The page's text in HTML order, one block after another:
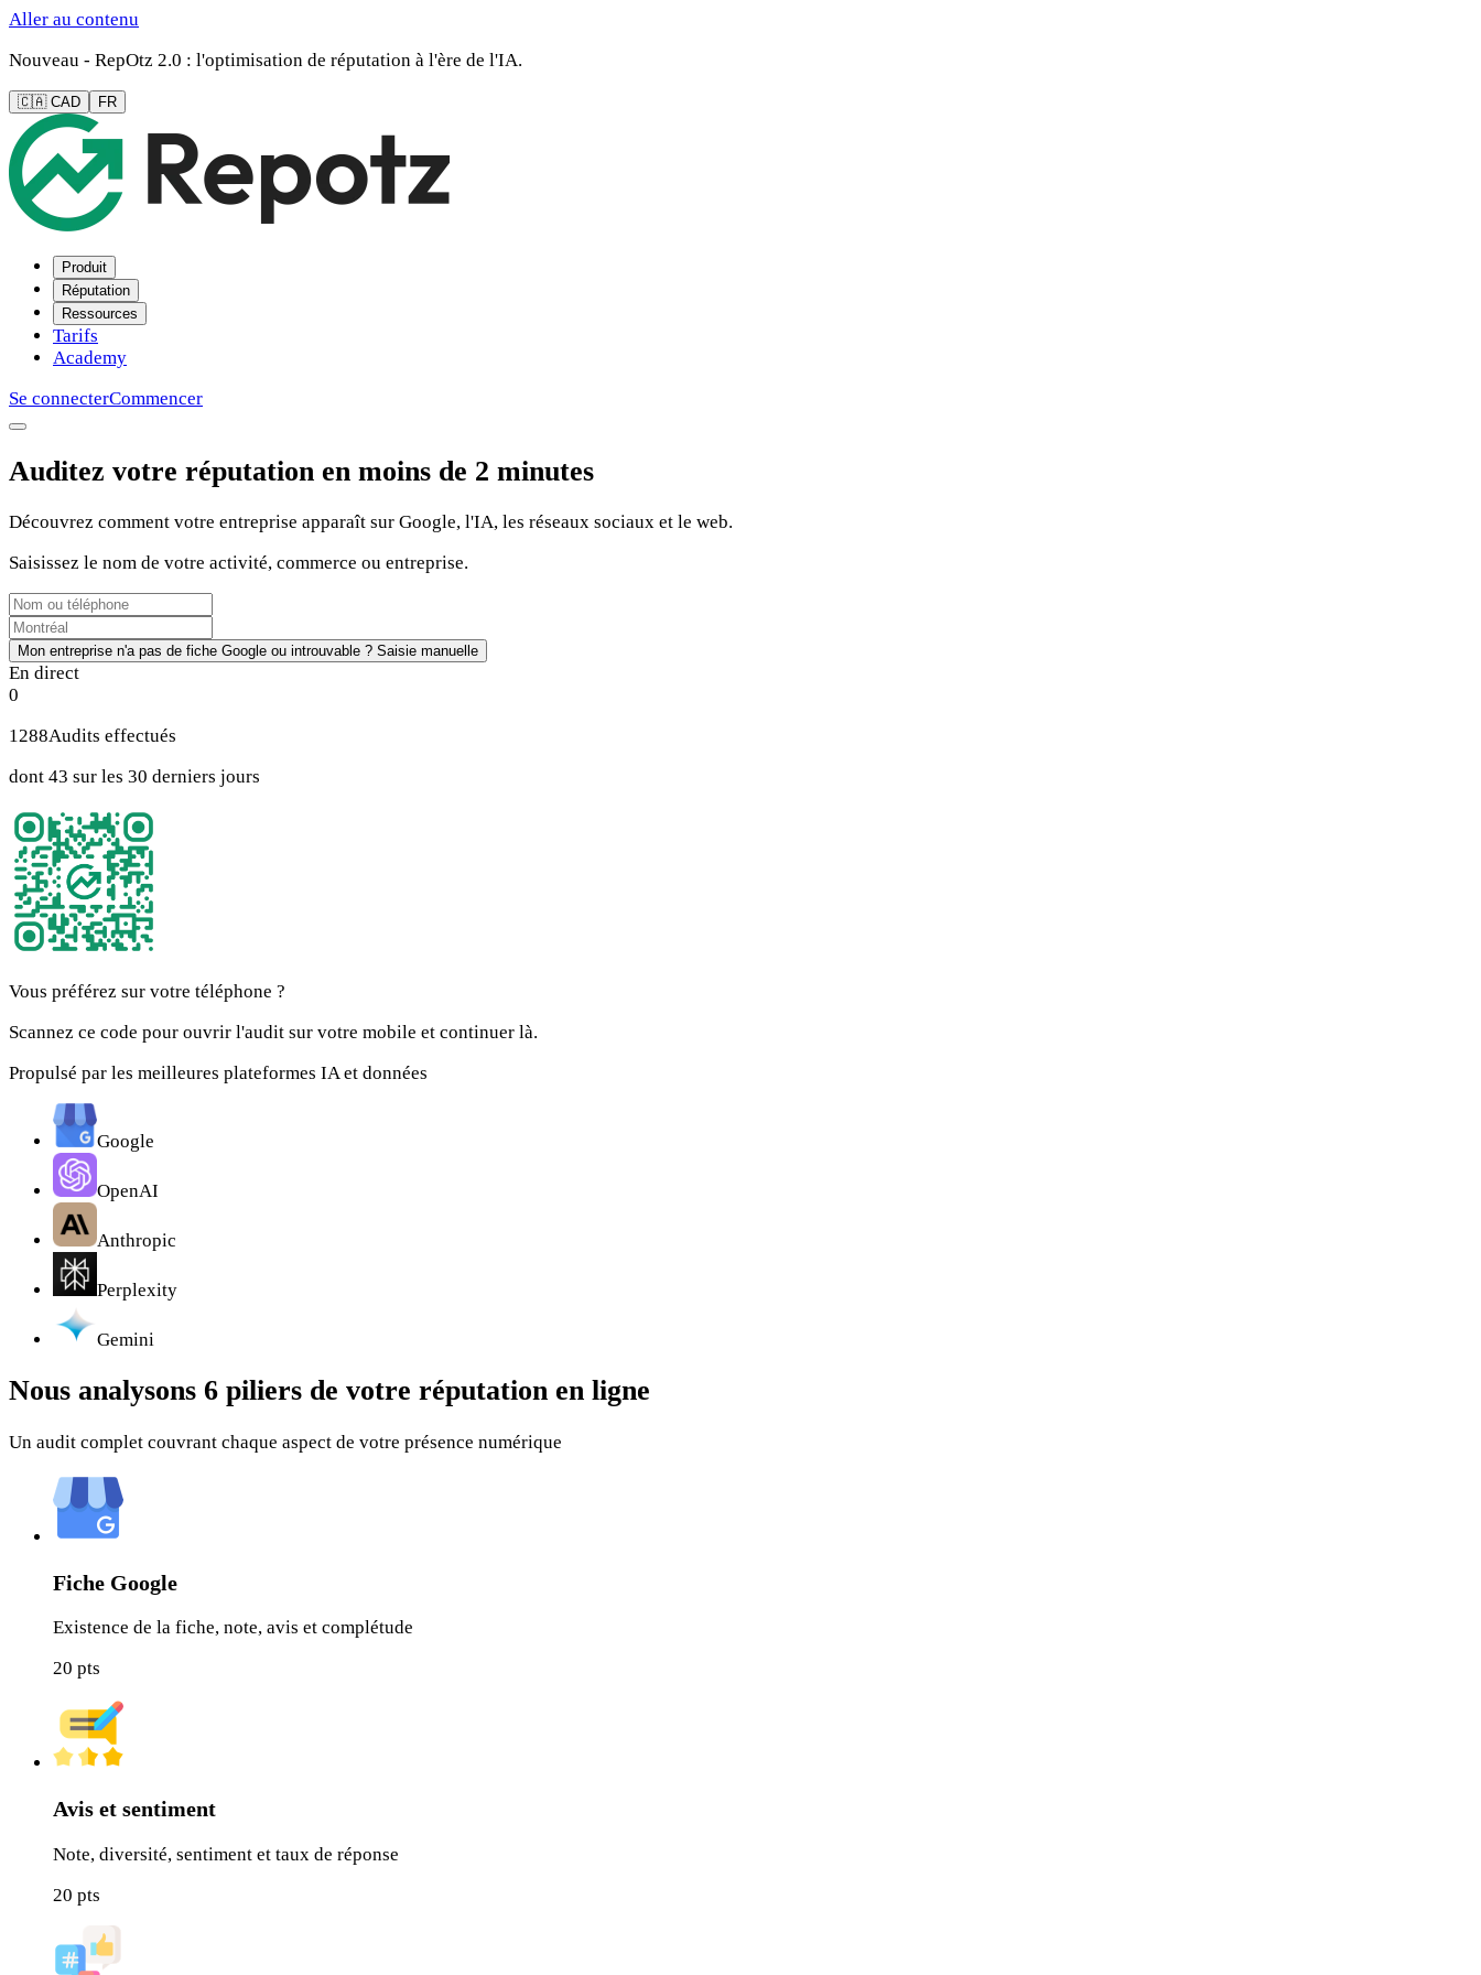
Aller au contenu
Nouveau - RepOtz 2.0 : l'optimisation de réputation à l'ère de l'IA.
🇨🇦 CAD FR
Produit
Réputation
Ressources
Tarifs
Academy
Se connecterCommencer
Auditez votre réputation en moins de 2 minutes
Découvrez comment votre entreprise apparaît sur Google, l'IA, les réseaux sociaux et le web.
Saisissez le nom de votre activité, commerce ou entreprise.
Mon entreprise n'a pas de fiche Google ou introuvable ? Saisie manuelle
En direct
0
1288Audits effectués
dont 43 sur les 30 derniers jours
Vous préférez sur votre téléphone ?
Scannez ce code pour ouvrir l'audit sur votre mobile et continuer là.
Propulsé par les meilleures plateformes IA et données
Google
OpenAI
Anthropic
Perplexity
Gemini
Nous analysons 6 piliers de votre réputation en ligne
Un audit complet couvrant chaque aspect de votre présence numérique
Fiche Google
Existence de la fiche, note, avis et complétude
20 pts
Avis et sentiment
Note, diversité, sentiment et taux de réponse
20 pts